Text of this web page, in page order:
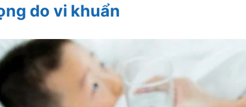
do vi khuẩn